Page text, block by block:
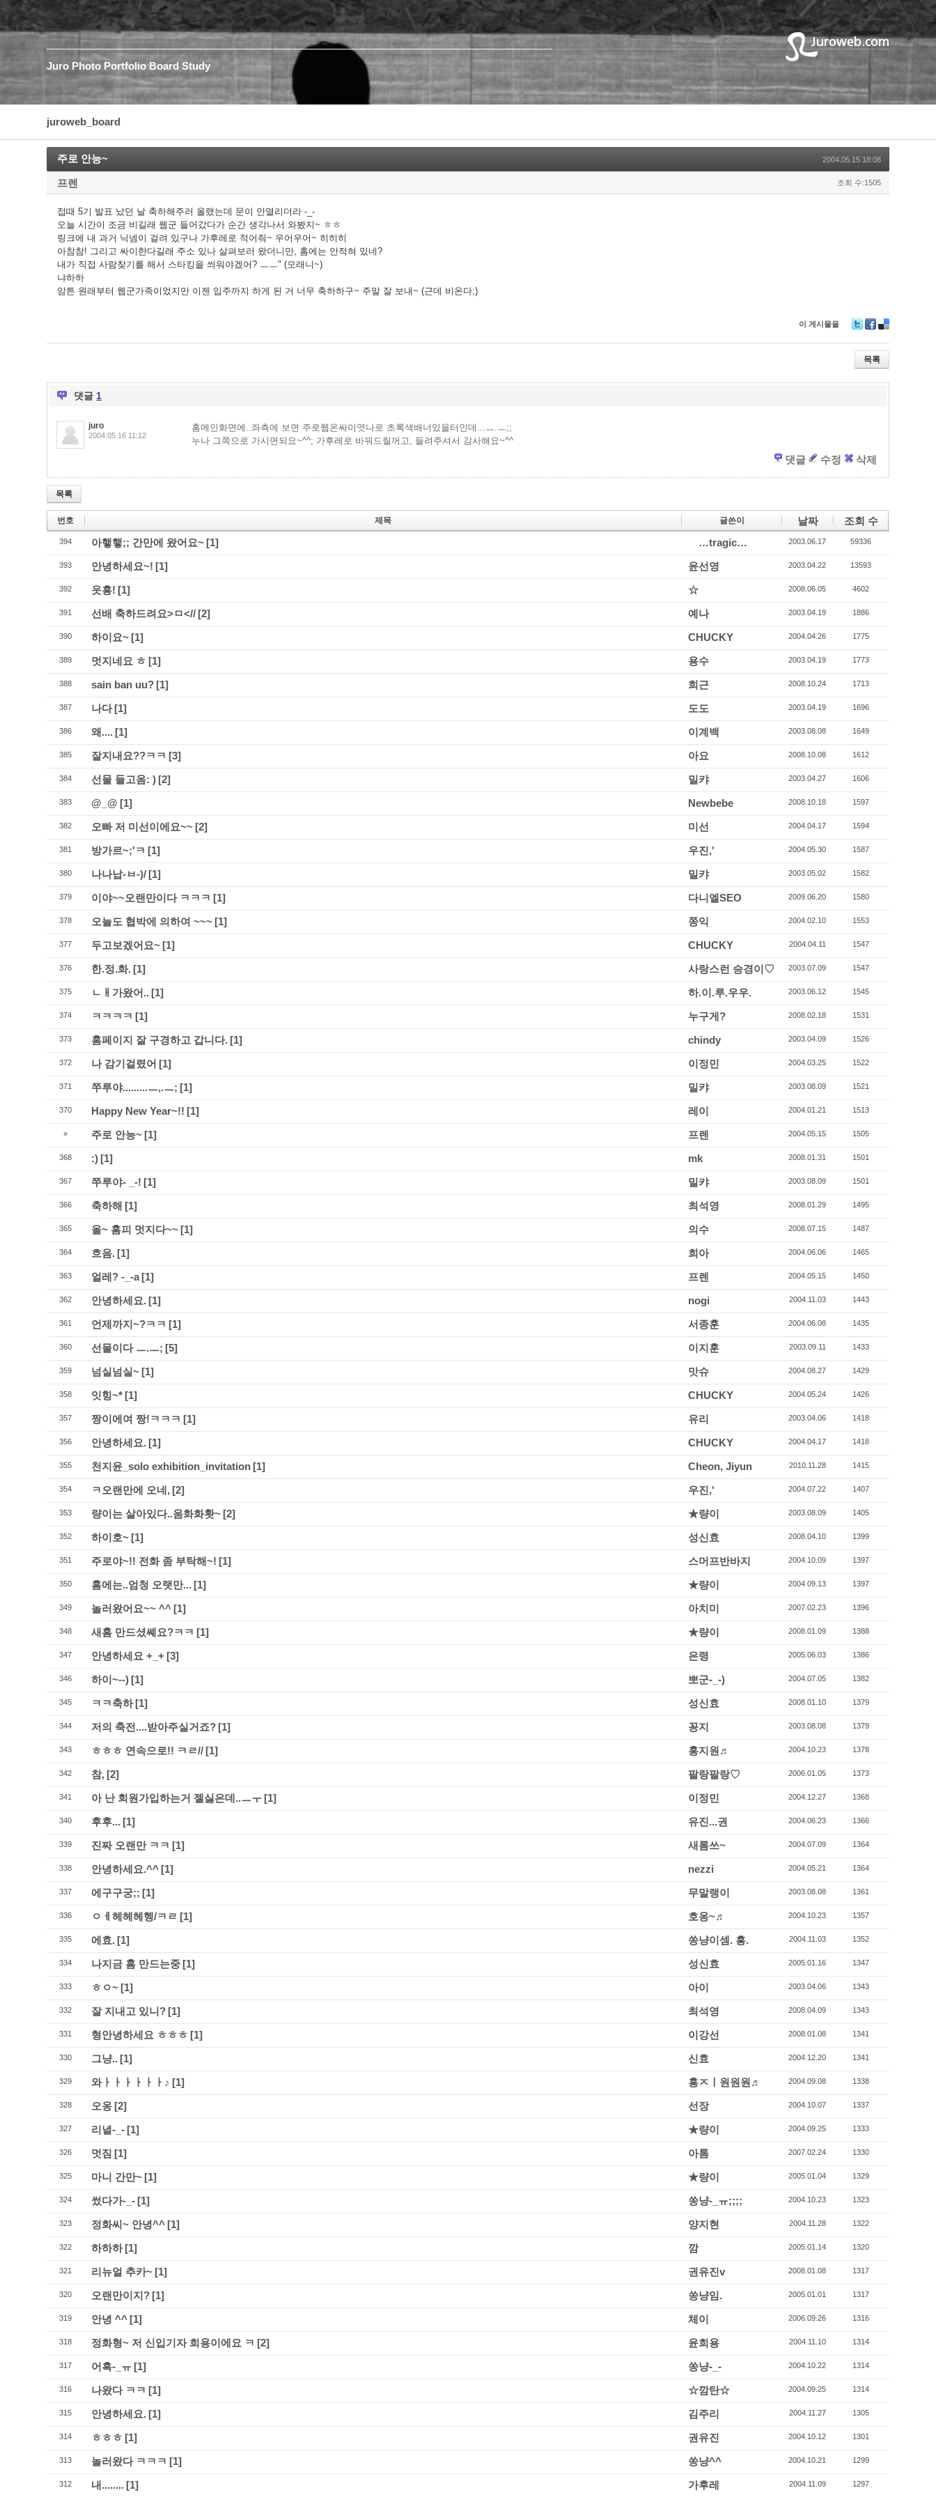
Juro Photo Portfolio Board Study
juroweb_board
주로 안능~ 2004.05.15 18:08
프렌 조회 수:1505
접때 5기 발표 났던 날 축하해주러 올랬는데 문이 안열리더라 -_-
오늘 시간이 조금 비길래 웹군 들어갔다가 순간 생각나서 와봤지~ ㅎㅎ
링크에 내 과거 닉넴이 걸려 있구나 가후레로 적어줘~ 우어우어~ 히히히
아참참! 그리고 싸이한다길래 주소 있나 살펴보러 왔더니만, 홈에는 안적혀 있네?
내가 직접 사람찾기를 해서 스타킹을 씌워야겠어? ㅡㅡ" (모래니~)
냐하하
암튼 원래부터 웹군가족이었지만 이젠 입주까지 하게 된 거 너무 축하하구~ 주말 잘 보내~ (근데 비온다;)
이 게시물을
wi
er
ac
e
b
eli
ci
o
목록
댓글 1
juro
2004.05.16 11:12
홈메인화면에..좌측에 보면 주로웹온싸이엿나로 초록색배너있을터인데...ㅡ.ㅡ;;
누나 그쪽으로 가시면되요~^^; 가후레로 바꿔드릴꺼고, 들려주셔서 감사해요~^^
댓글 수정 삭제
목록
번호 제목 글쓴이 날짜 조회 수
394 아햏햏;; 간만에 왔어요~[1] …tragic… 2003.06.17 59336
393 안녕하세요~! [1] 윤선영 2003.04.22 13593
392 읏흥! [1] ☆ 2008.06.05 4602
391 선배 축하드려요>ㅁ<//[2] 예나 2003.04.19 1886
390 하이요~[1] CHUCKY 2004.04.26 1775
389 멋지네요 ㅎ [1] 용수 2003.04.19 1773
388 sain ban uu?[1] 희근 2008.10.24 1713
387 나다[1] 도도 2003.04.19 1696
386 왜....[1] 이계백 2003.08.08 1649
385 잘지내요??ㅋㅋ [3] 아요 2008.10.08 1612
384 선물 들고옴: )[2] 밀캬 2003.04.27 1606
383 @_@ [1] Newbebe 2008.10.18 1597
382 오빠 저 미선이에요~~[2] 미선 2004.04.17 1594
381 방가르~;'ㅋ [1] 우진,' 2004.05.30 1587
380 나나납-ㅂ-)/[1] 밀캬 2003.05.02 1582
379 이야~~오랜만이다 ㅋㅋㅋ [1] 다니엘SEO 2009.06.20 1580
378 오늘도 협박에 의하여 ~~~[1] 쫑익 2004.02.10 1553
377 두고보겠어요~[1] CHUCKY 2004.04.11 1547
376 한.정.화.[1] 사랑스런 승경이♡ 2003.07.09 1547
375 ㄴㅐ가왔어..[1] 하.이.루.우우. 2003.06.12 1545
374 ㅋㅋㅋㅋ [1] 누구게? 2008.02.18 1531
373 홈페이지 잘 구경하고 갑니다.[1] chindy 2003.04.09 1526
372 나 감기걸렸어 [1] 이정민 2004.03.25 1522
371 쭈루야.........ㅡ,.ㅡ; [1] 밀캬 2003.08.09 1521
370 Happy New Year~!! [1] 레이 2004.01.21 1513
» 주로 안능~[1] 프렌 2004.05.15 1505
368 :)[1] mk 2008.01.31 1501
367 쭈루야- _-! [1] 밀캬 2003.08.09 1501
366 축하해 [1] 최석영 2008.01.29 1495
365 올~ 홈피 멋지다~~[1] 의수 2008.07.15 1487
364 흐음.[1] 희아 2004.06.06 1465
363 얼레? -_-a[1] 프렌 2004.05.15 1450
362 안녕하세요.[1] nogi 2004.11.03 1443
361 언제까지~?ㅋㅋ [1] 서종훈 2004.06.08 1435
360 선물이다 ㅡ.ㅡ; [5] 이지훈 2003.09.11 1433
359 넘실넘실~[1] 맛슈 2004.08.27 1429
358 잇힝~*[1] CHUCKY 2004.05.24 1426
357 짱이에여 짱!ㅋㅋㅋ [1] 유리 2003.04.06 1418
356 안녕하세요.[1] CHUCKY 2004.04.17 1418
355 천지윤_solo exhibition_invitation[1] Cheon, Jiyun 2010.11.28 1415
354 ㅋ오랜만에 오네,[2] 우진,' 2004.07.22 1407
353 량이는 살아있다..움화화홧~[2] ★량이 2003.08.09 1405
352 하이호~[1] 성신효 2008.04.10 1399
351 주로야~!! 전화 좀 부탁해~! [1] 스머프반바지 2004.10.09 1397
350 홈에는..엄청 오랫만...[1] ★량이 2004.09.13 1397
349 놀러왔어요~~ ^^[1] 아치미 2007.02.23 1396
348 새홈 만드셨쎼요?ㅋㅋ [1] ★량이 2008.01.09 1388
347 안녕하세요 +_+[3] 은령 2005.06.03 1386
346 하이~--)[1] 뽀군-_-) 2004.07.05 1382
345 ㅋㅋ축하[1] 성신효 2008.01.10 1379
344 저의 축전....받아주실거죠?[1] 꽁지 2003.08.08 1379
343 ㅎㅎㅎ 연속으로!! ㅋㄹ//[1] 홍지원♬ 2004.10.23 1378
342 참,[2] 팔랑팔랑♡ 2006.01.05 1373
341 아 난 회원가입하는거 젤싫은데..ㅡㅜ [1] 이정민 2004.12.27 1368
340 후후...[1] 유진...권 2004.06.23 1366
339 진짜 오랜만 ㅋㅋ [1] 새롬쓰~ 2004.07.09 1364
338 안녕하세요.^^[1] nezzi 2004.05.21 1364
337 에구구궁;; [1] 무말랭이 2003.08.08 1361
336 ㅇㅔ헤헤헤헹/ㅋㄹ [1] 호옹~♬ 2004.10.23 1357
335 에효.[1] 쏭냥이셈. 흥. 2004.11.03 1352
334 나지금 홈 만드는중[1] 성신효 2005.01.16 1347
333 ㅎㅇ~[1] 아이 2003.04.06 1343
332 잘 지내고 있니?[1] 최석영 2008.04.09 1343
331 형안녕하세요 ㅎㅎㅎ [1] 이강선 2008.01.08 1341
330 그냥..[1] 신효 2004.12.20 1341
329 와ㅏㅏㅏㅏㅏㅏ♪ [1] 홍ㅈㅣ원원원♬ 2004.09.08 1338
328 오옹[2] 선장 2004.10.07 1337
327 리녈-_-[1] ★량이 2004.09.25 1333
326 멋짐 [1] 아톰 2007.02.24 1330
325 마니 간만~[1] ★량이 2005.01.04 1329
324 썼다가-_-[1] 쏭냥-_ㅠ;;;; 2004.10.23 1323
323 정화씨~ 안녕^^[1] 양지현 2004.11.28 1322
322 하하하[1] 깜 2005.01.14 1320
321 리뉴얼 추카~[1] 권유진v 2008.01.08 1317
320 오랜만이지?[1] 쏭냥임. 2005.01.01 1317
319 안녕 ^^[1] 체이 2006.09.26 1316
318 정화형~ 저 신입기자 희용이에요 ㅋ [2] 윤희용 2004.11.10 1314
317 어흑-_ㅠ [1] 쏭냥-_- 2004.10.22 1314
316 나왔다 ㅋㅋ [1] ☆깜탄☆ 2004.09.25 1314
315 안녕하세요.[1] 김주리 2004.11.27 1305
314 ㅎㅎㅎ [1] 권유진 2004.10.12 1301
313 놀러왔다 ㅋㅋㅋ [1] 쏭냥^^ 2004.10.21 1299
312 내........[1] 가후레 2004.11.09 1297